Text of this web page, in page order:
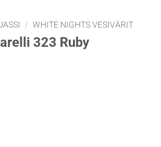
/ WHITE NIGHTS VESIVÄRIT
323 Ruby